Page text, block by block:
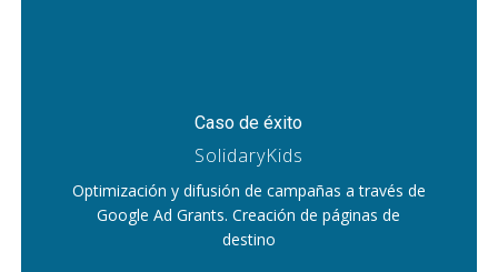
Caso de éxito
SolidaryKids
Optimización y difusión de campañas a través de
Google Ad Grants. Creación de páginas de
destino